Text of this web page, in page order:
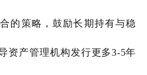
的策略，鼓励长期持有与稳
资产管理机构发行更多3-5年